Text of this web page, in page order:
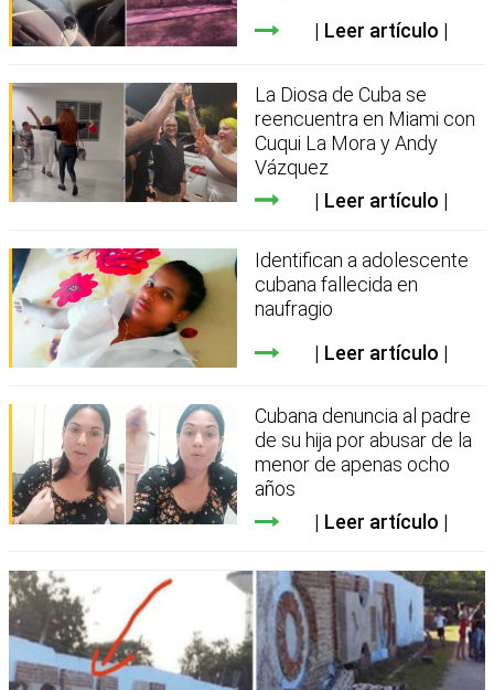
Leer artículo
La Diosa de Cuba se
reencuentra en Miami con
Cuqui La Mora y Andy
Vázquez
Leer artículo
Identifican a adolescente
cubana fallecida en
naufragio
Leer artículo
Cubana denuncia al padre
de su hija por abusar de la
menor de apenas ocho
años
Leer artículo